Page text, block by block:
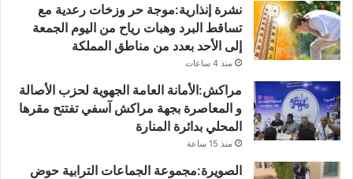
نشرة إنذارية:موجة حر وزخات رعدية مع
تساقط البرد وهبات رياح من اليوم الجمعة
إلى الأحد بعدد من مناطق المملكة
منذ 4 ساعات
مراكش:الأمانة العامة الجهوية لحزب الأصالة
و المعاصرة بجهة مراكش آسفي تفتتح مقرها
المحلي بدائرة المنارة
منذ 15 ساعة
الصويرة:مجموعة الجماعات الترابية حوض